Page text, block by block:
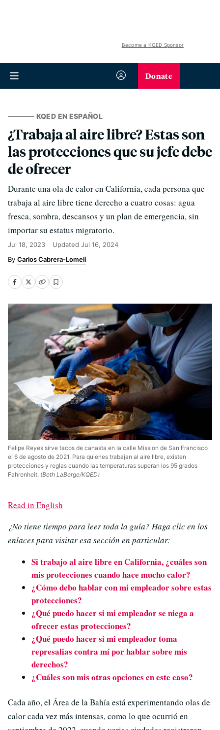
Become a KQED Sponsor
Donate
KQED EN ESPAÑOL
¿Trabaja al aire libre? Estas son
las protecciones que su jefe debe
de ofrecer
Durante una ola de calor en California, cada persona que
trabaja al aire libre tiene derecho a cuatro cosas: agua
fresca, sombra, descansos y un plan de emergencia, sin
importar su estatus migratorio.
Jul 18, 2023 Updated Jul 16, 2024
Carlos Cabrera-Lomelí
Felipe Reyes sirve tacos de canasta en la calle Mission de San Francisco
el 6 de agosto de 2021. Para quienes trabajan al aire libre, existen
protecciones y reglas cuando las temperaturas superan los 95 grados
Fahrenheit. (Beth LaBerge/KQED)
Read in English
¿No tiene tiempo para leer toda la guía? Haga clic en los
enlaces para visitar esa sección en particular:
Si trabajo al aire libre en California, ¿cuáles son
mis protecciones cuando hace mucho calor?
¿Cómo debo hablar con mi empleador sobre estas
protecciones?
¿Qué puedo hacer si mi empleador se niega a
ofrecer estas protecciones?
¿Qué puedo hacer si mi empleador toma
represalias contra mí por hablar sobre mis
derechos?
¿Cuáles son mis otras opciones en este caso?
Cada año, el Área de la Bahía está experimentando olas de
calor cada vez más intensas, como lo que ocurrió en